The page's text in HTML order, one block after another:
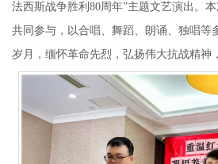
法西斯战争胜利80周年”主题文艺演出。
共同参与，以合唱、舞蹈、朗诵、独唱等
岁月，缅怀革命先烈，弘扬伟大抗战精神